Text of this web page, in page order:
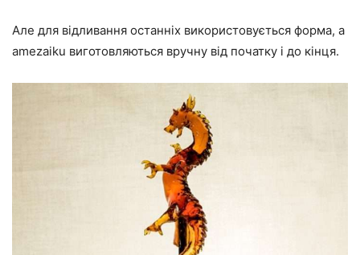
Але для відливання останніх використовується форма, а
amezaiku виготовляються вручну від початку і до кінця.